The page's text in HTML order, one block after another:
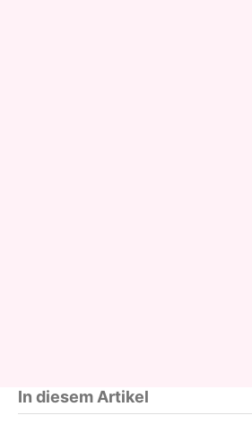
In diesem Artikel